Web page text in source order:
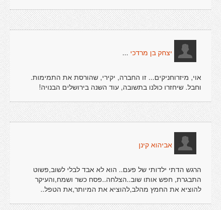
יצחק בן מרדכי ...
אוי, מיזרוחניקים... זו החברה, יקירי, שהורסת את התמימות.
וחבל. שיחזרו כולנו בתשובה, עוד השנה בירושלים הבנויה!
אביהוא קינן
הרגש הדתי ילדותי של פעם.. הוא לא אבד לבלי לשוב,פשוט
התבגרת, חפש אותו שוב..הצלחה..פסח כשר ושמח,והעיקר
להוציא את החמץ מהלב,להוציא את המיותר,את הטפל..